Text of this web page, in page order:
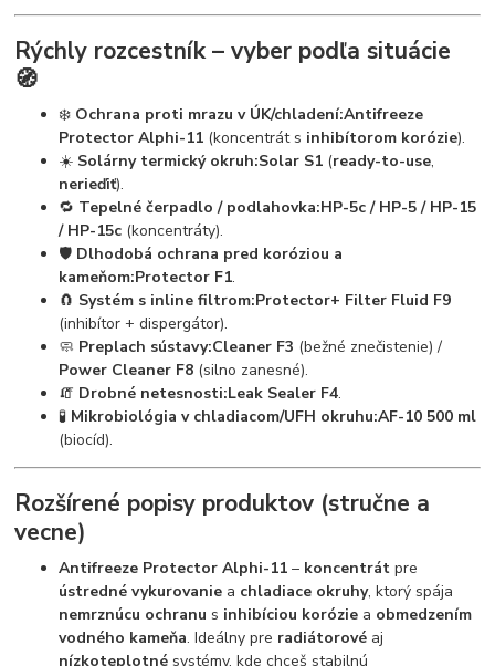
Rýchly rozcestník – vyber podľa situácie
🧭
❄️ Ochrana proti mrazu v ÚK/chladení:Antifreeze
Protector Alphi-11 (koncentrát s inhibítorom korózie).
☀️ Solárny termický okruh:Solar S1 (ready-to-use,
nerieďiť).
🔁 Tepelné čerpadlo / podlahovka:HP-5c / HP-5 / HP-15
/ HP-15c (koncentráty).
🛡️ Dlhodobá ochrana pred koróziou a
kameňom:Protector F1.
🧲 Systém s inline filtrom:Protector+ Filter Fluid F9
(inhibítor + dispergátor).
🧼 Preplach sústavy:Cleaner F3 (bežné znečistenie) /
Power Cleaner F8 (silno zanesné).
🧯 Drobné netesnosti:Leak Sealer F4.
🧪 Mikrobiológia v chladiacom/UFH okruhu:AF-10 500 ml
(biocíd).
Rozšírené popisy produktov (stručne a
vecne)
Antifreeze Protector Alphi-11 – koncentrát pre
ústredné vykurovanie a chladiace okruhy, ktorý spája
nemrznúcu ochranu s inhibíciou korózie a obmedzením
vodného kameňa. Ideálny pre radiátorové aj
nízkoteplotné systémy, kde chceš stabilnú